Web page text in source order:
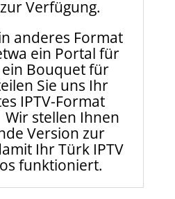
Verfügung.
anderes Format
ein Portal für
ein Bouquet für
Sie uns Ihr
IPTV-Format
stellen Ihnen
Version zur
Ihr Türk IPTV
funktioniert.